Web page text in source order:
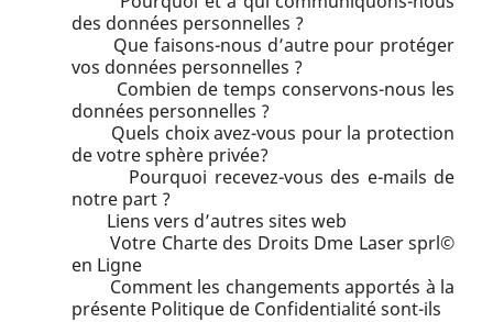
des données personnelles ?
Que faisons-nous d’autre pour protéger
vos données personnelles ?
Combien de temps conservons-nous les
données personnelles ?
Quels choix avez-vous pour la protection
de votre sphère privée?
Pourquoi recevez-vous des e-mails de
notre part ?
Liens vers d’autres sites web
Votre Charte des Droits Dme Laser sprl©
en Ligne
Comment les changements apportés à la
présente Politique de Confidentialité sont-ils